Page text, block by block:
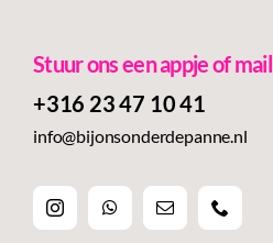
Stuur ons een appje of mail
+316 23 47 10 41‬
info@bijonsonderdepanne.nl